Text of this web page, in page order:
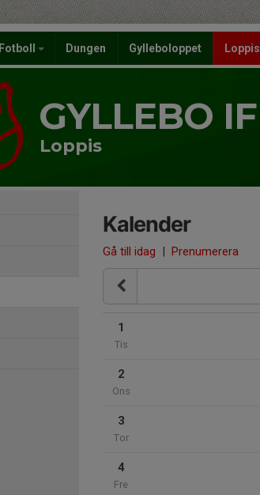
Fotboll Dungen Gylleboloppet Loppis
GYLLEBO IF
Loppis
Kalender
Gå till idag | Prenumerera
1
Tis
2
Ons
3
Tor
4
Fre